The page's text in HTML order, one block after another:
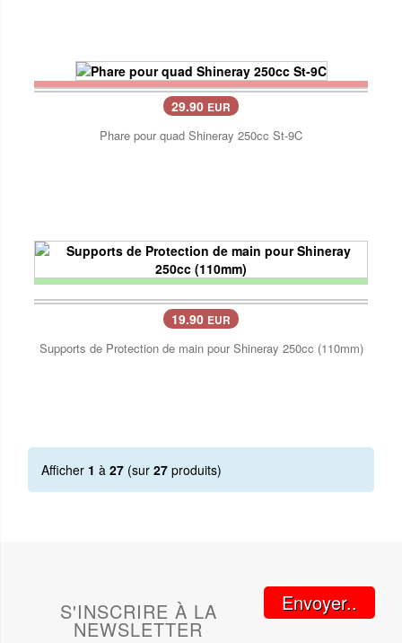
29.90 EUR
Phare pour quad Shineray 250cc St-9C
19.90 EUR
Supports de Protection de main pour Shineray 250cc (110mm)
Afficher 1 à 27 (sur 27 produits)
S'INSCRIRE À LA
NEWSLETTER
Envoyer..